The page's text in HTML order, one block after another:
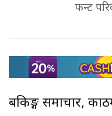
फन्ट
बैंकिङ्ग समाचार,